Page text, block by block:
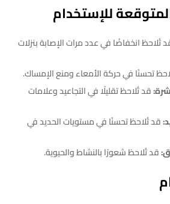
للإستخدام
تُلاحظ انخفاضًا في عدد مرات الإصابة بنزلات
تحسنًا في حركة الأمعاء ومنع الإمساك.
قد تُلاحظ تقليلًا في التجاعيد وعلامات
قد تُلاحظ تحسنًا في مستويات الحديد في
قد تُلاحظ شعورًا بالنشاط والحيوية.